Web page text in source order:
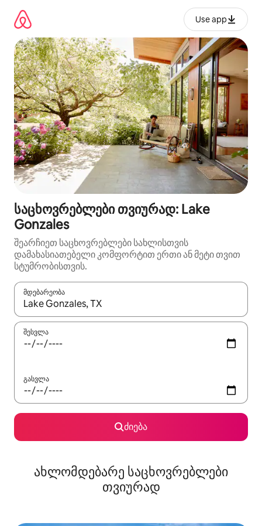
გადასვლა
Use app
საცხოვრებლები თვიურად: Lake
Gonzales
შეარჩიეთ საცხოვრებლები სახლისთვის
დამახასიათებელი კომფორტით ერთი ან მეტი თვით
სტუმრობისთვის.
მდებარეობა
როცა შედეგები ხელმისაწვდომი გახდება, ნავიგაციისთვის
შესვლა
გასვლა
ძიება
ახლომდებარე საცხოვრებლები
თვიურად